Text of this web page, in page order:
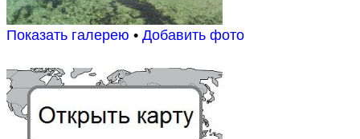
Показать галерею • Добавить фото